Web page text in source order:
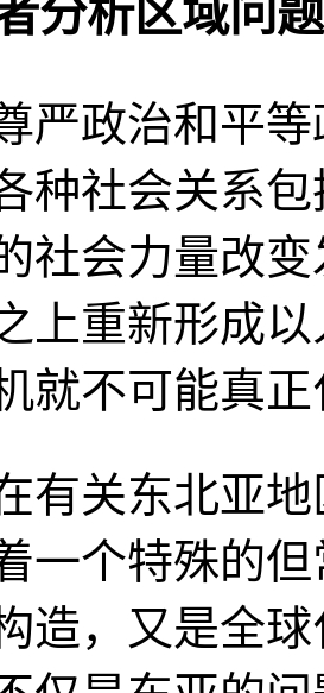
分析区域问题
严政治和平
种社会关系
社会力量改
上重新形成
就不可能真
有关东北亚
一个特殊的
造，又是全